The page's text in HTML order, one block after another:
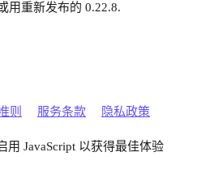
用重新发布的 0.22.8.
则 服务条款 隐私政策
用 JavaScript 以获得最佳体验